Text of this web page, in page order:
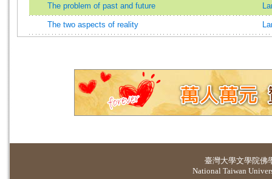
The problem of past and future
The two aspects of reality
臺灣大學文學院佛
National Taiwan